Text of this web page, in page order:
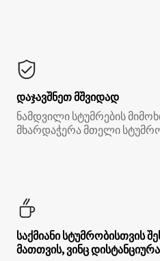
დაჯავშნეთ მშვიდად
ნამდვილი სტუმრების
მხარდაჭერა მთელი
საქმიანი სტუმრობისთვის
მათთვის, ვინც